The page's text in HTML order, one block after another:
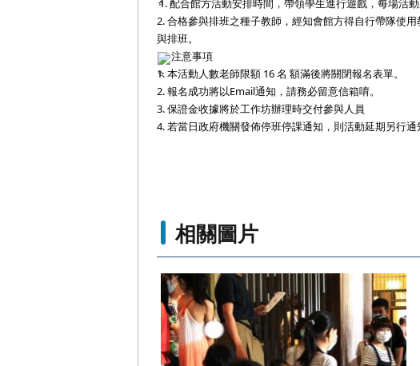
1. 配合館方活動安排時間，帶領學生進行遊戲， 每場活
2. 合格參與排班之種子教師， 經知會館方得自行帶隊使用
與排班。
注意事項
1. 本活動人數老師限額 16 名 額滿後將關閉報名表單。
2. 報名成功將以Email通知，請務必留意信箱唷。
3. 保證金收據將於工作坊辦理時交付參與人員
4. 若當日政府機關發佈停班停課通知，則活動延期另行通
相關圖片